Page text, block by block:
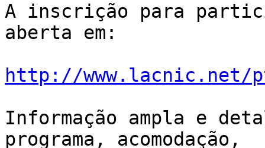
A inscrição para
aberta em:
http://
Informação ampla e
programa, acomodação,